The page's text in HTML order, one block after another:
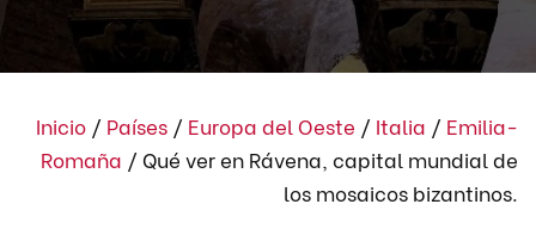
Inicio / Países / Europa del Oeste / Italia / Emilia-
Romaña / Qué ver en Rávena, capital mundial de
los mosaicos bizantinos.